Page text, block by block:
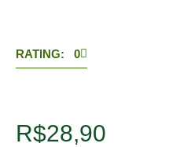
RATING: 0
R$28,90